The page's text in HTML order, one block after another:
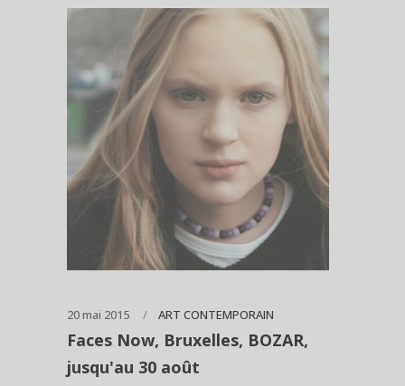
20 mai 2015 ART CONTEMPORAIN
Faces Now, Bruxelles, BOZAR,
jusqu'au 30 août